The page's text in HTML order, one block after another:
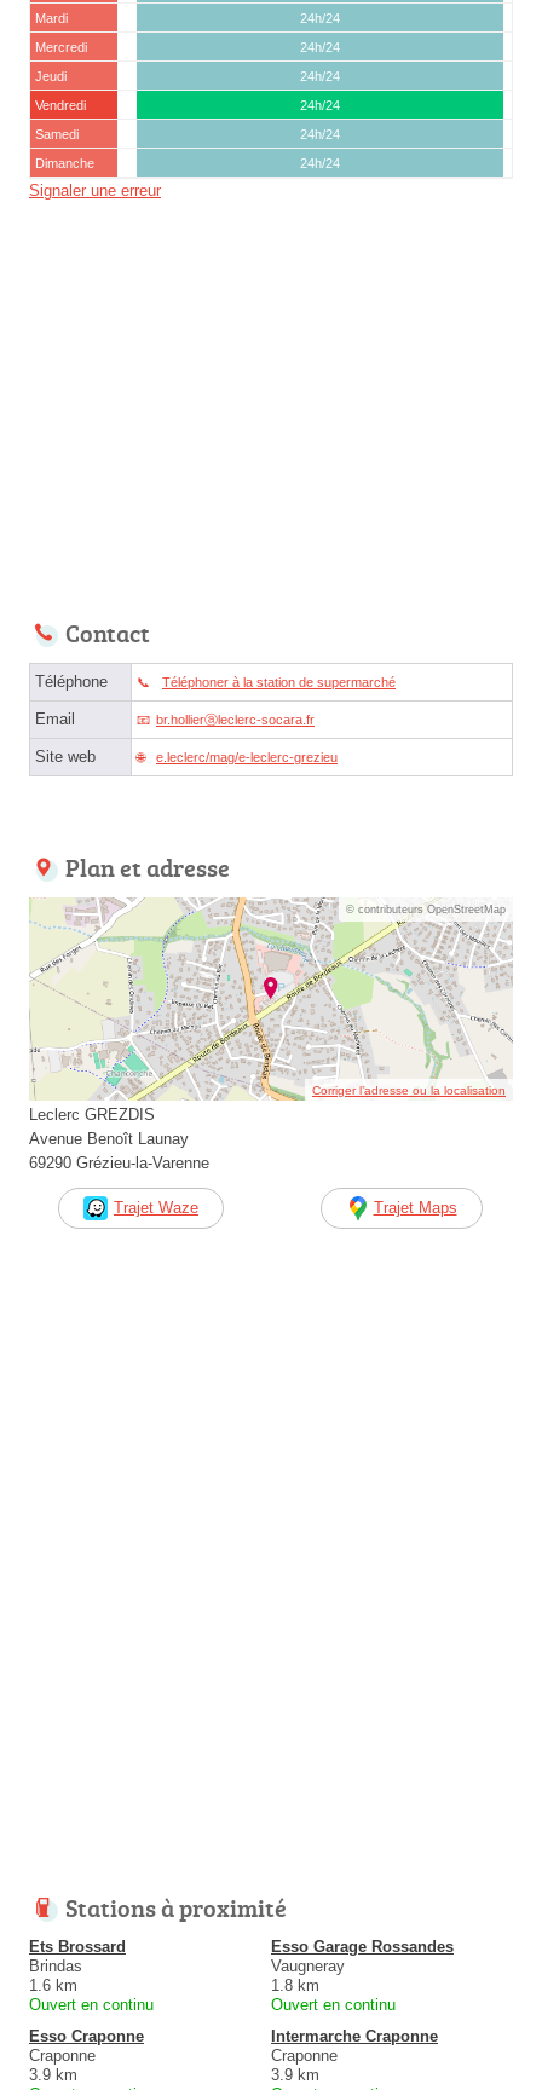
Mardi
24h/24
Mercredi
24h/24
Jeudi
24h/24
Vendredi
24h/24
Samedi
24h/24
Dimanche
24h/24
Signaler une erreur
Contact
Téléphone Téléphoner à la station de supermarché
Email br.hollierⓐleclerc-socara.fr
Site web e.leclerc/mag/e-leclerc-grezieu
Plan et adresse
© contributeurs OpenStreetMap
Corriger l’adresse ou la localisation
Leclerc GREZDIS
Avenue Benoît Launay
69290 Grézieu-la-Varenne
Trajet Waze Trajet Maps
Stations à proximité
Ets Brossard
Brindas
1.6 km
Ouvert en continu
Esso Garage Rossandes
Vaugneray
1.8 km
Ouvert en continu
Esso Craponne
Craponne
3.9 km
Intermarche Craponne
Craponne
3.9 km